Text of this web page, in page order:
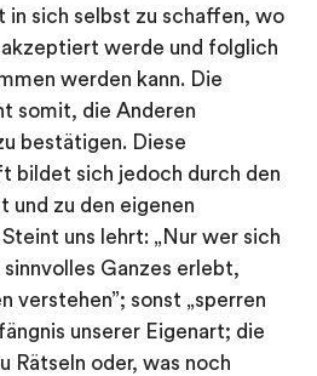
in sich selbst zu schaffen, wo
akzeptiert werde und folglich
werden kann. Die
somit, die Anderen
bestätigen. Diese
bildet sich jedoch durch den
und zu den eigenen
uns lehrt: „Nur wer sich
sinnvolles Ganzes erlebt,
verstehen”; sonst „sperren
unserer Eigenart; die
Rätseln oder, was noch